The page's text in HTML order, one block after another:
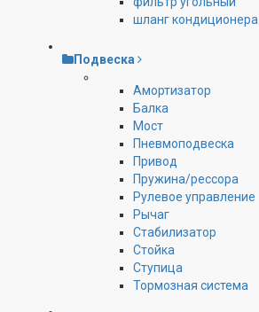
шланг кондиционера
Подвеска
Амортизатор
Балка
Мост
Пневмоподвеска
Привод
Пружина/рессора
Рулевое управление
Рычаг
Стабилизатор
Стойка
Ступица
Тормозная система